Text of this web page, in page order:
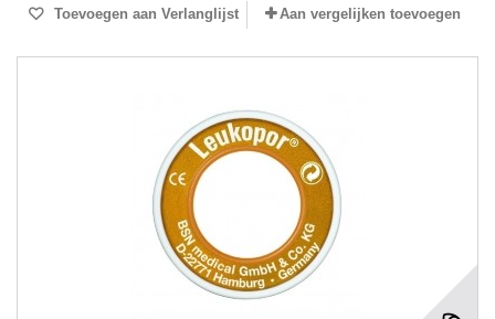
Toevoegen aan Verlanglijst Aan vergelijken toevoegen